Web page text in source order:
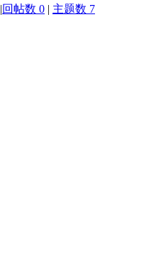
|回帖数 0 | 主题数 7